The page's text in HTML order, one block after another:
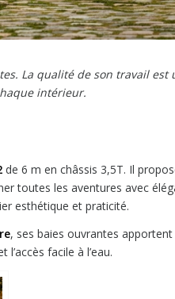
La qualité de son travail est
intérieur.
de 6 m en châssis 3,5T. Il
toutes les aventures avec
esthétique et praticité.
, ses baies ouvrantes
facile à l’eau.